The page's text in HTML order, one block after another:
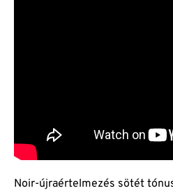
Noir-újraértelmezés sötét